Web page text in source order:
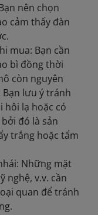
nên chọn
cảm thấy đàn
mua: Bạn cần
bì đồng thời
còn nguyên
lưu ý tránh
hôi lạ hoặc có
đó là sản
trắng hoặc tẩm
Những mặt
nghệ, v.v. cần
quan để tránh